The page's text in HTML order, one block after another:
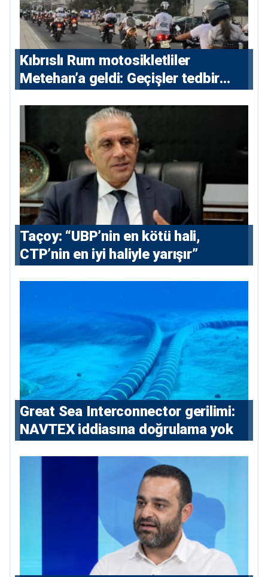
Kıbrıslı Rum motosikletliler
Metehan’a geldi: Geçişler tedbir
Taçoy: “UBP’nin en kötü hali,
CTP’nin en iyi haliyle yarışır”
Great Sea Interconnector gerilimi:
NAVTEX iddiasına doğrulama yok